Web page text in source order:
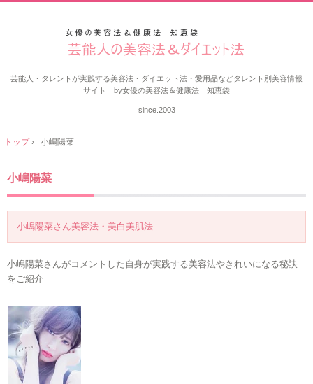
芸能人・タレントが実践する美容法・ダイエット法・愛用品などタレント別美容情報
サイト by女優の美容法＆健康法 知恵袋
since.2003
トップ› 小嶋陽菜
小嶋陽菜
小嶋陽菜さん美容法・美白美肌法
小嶋陽菜さんがコメントした自身が実践する美容法やきれいになる秘訣
をご紹介